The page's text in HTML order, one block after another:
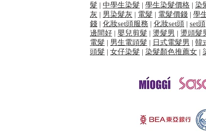
髮 | 中學生染髮 | 學生染髮價格 | 染
灰 | 男染髮灰 | 電髮 | 電髮價錢 | 學
錢 | 化妝set頭服務 | 化妝set頭 | set頭
邊間好 | 嬰兒剪髮 | 燙髮男 | 燙頭髮
電髮 | 男生電頭髮 | 日式電髮男 | 韓
頭髮 | 女仔染髮 | 染髮顏色推薦女 |